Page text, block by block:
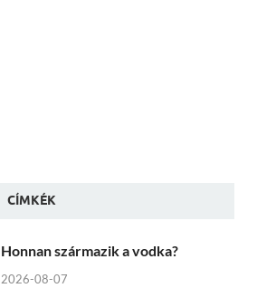
CÍMKÉK
Honnan származik a vodka?
2026-08-07